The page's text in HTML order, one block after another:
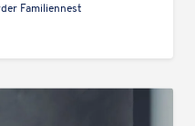
Familiennest